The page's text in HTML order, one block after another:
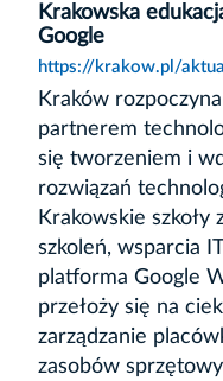
Krakowska
Google
https://krakow.pl/
Kraków
partnerem
się tworzeniem i
rozwiązań
Krakowskie szkoły
szkoleń, wsparcia
platforma Google
przełoży się na
zarządzanie
zasobów